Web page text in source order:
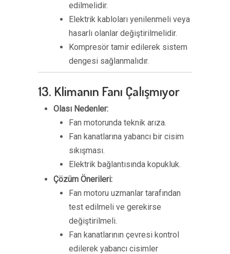
edilmelidir.
Elektrik kabloları yenilenmeli veya
hasarlı olanlar değiştirilmelidir.
Kompresör tamir edilerek sistem
dengesi sağlanmalıdır.
13. Klimanın Fanı Çalışmıyor
Olası Nedenler:
Fan motorunda teknik arıza.
Fan kanatlarına yabancı bir cisim
sıkışması.
Elektrik bağlantısında kopukluk.
Çözüm Önerileri:
Fan motoru uzmanlar tarafından
test edilmeli ve gerekirse
değiştirilmeli.
Fan kanatlarının çevresi kontrol
edilerek yabancı cisimler